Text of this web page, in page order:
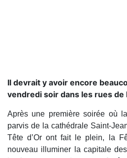
Il devrait y avoir encore
vendredi soir dans les rues de
Après une première soirée où
parvis de la cathédrale Saint-
Tête d’Or ont fait le plein, la
nouveau illuminer la capitale